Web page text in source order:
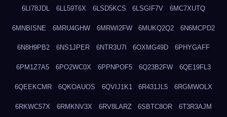
6LI78JDL 6LL59T6X 6LSD5KCS 6LSGIF7V 6MC7XUTQ
6MNBISNE 6MRU4GHW 6MRWI2FW 6MUKQ2Q2 6N6MCPD2
6N8H9PB2 6NS1JPER 6NTR3U7I 6OXMG49D 6PHYGAFF
6PM1Z7A5 6PO2WC0X 6PPNPOF5 6Q23B2FW 6QE19FL3
6QEEKCMR 6QKOAUOS 6QVIJ1K1 6R431JL5 6RGMWOLX
6RKWC57X 6RMKNV3X 6RV8LARZ 6SBTC8OR 6T3R3AJM